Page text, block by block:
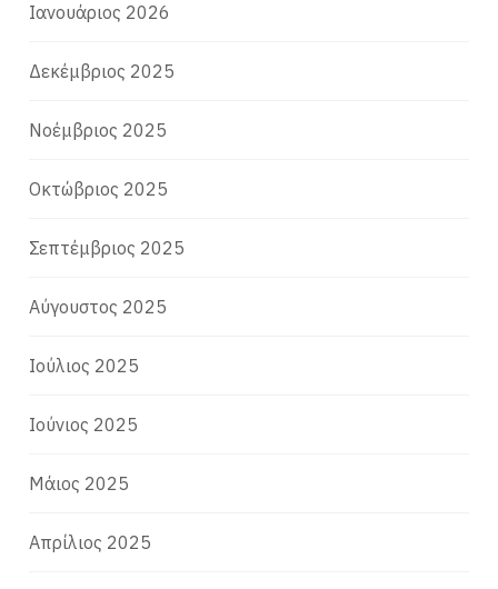
Ιανουάριος 2026
Δεκέμβριος 2025
Νοέμβριος 2025
Οκτώβριος 2025
Σεπτέμβριος 2025
Αύγουστος 2025
Ιούλιος 2025
Ιούνιος 2025
Μάιος 2025
Απρίλιος 2025